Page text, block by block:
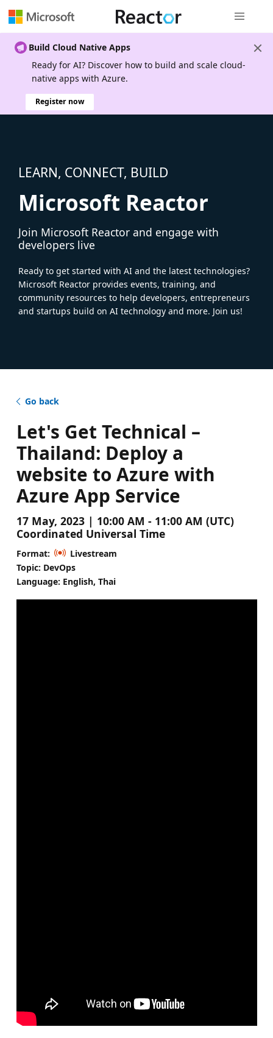
Build Cloud Native Apps
Ready for AI? Discover how to build and scale cloud-
native apps with Azure.
Register now
LEARN, CONNECT, BUILD
Microsoft Reactor
Join Microsoft Reactor and engage with
developers live
Ready to get started with AI and the latest technologies?
Microsoft Reactor provides events, training, and
community resources to help developers, entrepreneurs
and startups build on AI technology and more. Join us!
Go back
Let's Get Technical –
Thailand: Deploy a
website to Azure with
Azure App Service
17 May, 2023 | 10:00 AM - 11:00 AM (UTC)
Coordinated Universal Time
Format:
Livestream
Topic: DevOps
Language: English, Thai